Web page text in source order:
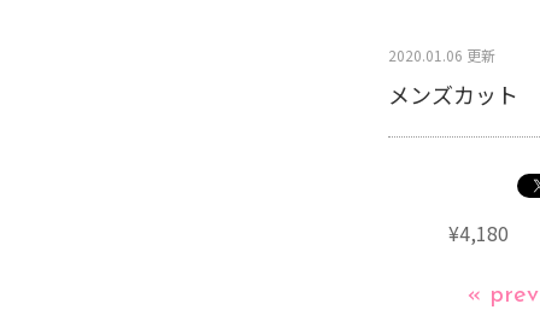
2020.01.06 更新
メンズカット
¥4,180
« prev